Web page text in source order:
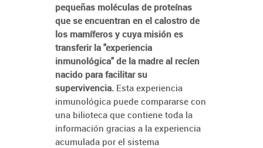
pequeñas moléculas de proteínas
que se encuentran en el calostro de
los mamíferos y cuya misión es
transferir la "experiencia
inmunológica" de la madre al recíen
nacido para facilitar su
supervivencia. Esta experiencia
inmunológica puede compararse con
una bilioteca que contiene toda la
información gracias a la experiencia
acumulada por el sistema